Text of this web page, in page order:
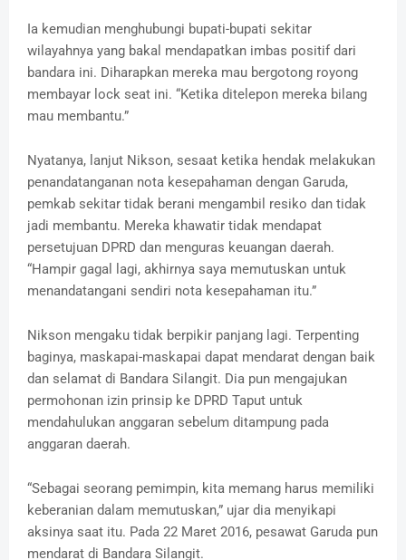
Ia kemudian menghubungi bupati-bupati sekitar
wilayahnya yang bakal mendapatkan imbas positif dari
bandara ini. Diharapkan mereka mau bergotong royong
membayar lock seat ini. “Ketika ditelepon mereka bilang
mau membantu.”
Nyatanya, lanjut Nikson, sesaat ketika hendak melakukan
penandatanganan nota kesepahaman dengan Garuda,
pemkab sekitar tidak berani mengambil resiko dan tidak
jadi membantu. Mereka khawatir tidak mendapat
persetujuan DPRD dan menguras keuangan daerah.
“Hampir gagal lagi, akhirnya saya memutuskan untuk
menandatangani sendiri nota kesepahaman itu.”
Nikson mengaku tidak berpikir panjang lagi. Terpenting
baginya, maskapai-maskapai dapat mendarat dengan baik
dan selamat di Bandara Silangit. Dia pun mengajukan
permohonan izin prinsip ke DPRD Taput untuk
mendahulukan anggaran sebelum ditampung pada
anggaran daerah.
“Sebagai seorang pemimpin, kita memang harus memiliki
keberanian dalam memutuskan,” ujar dia menyikapi
aksinya saat itu. Pada 22 Maret 2016, pesawat Garuda pun
mendarat di Bandara Silangit.